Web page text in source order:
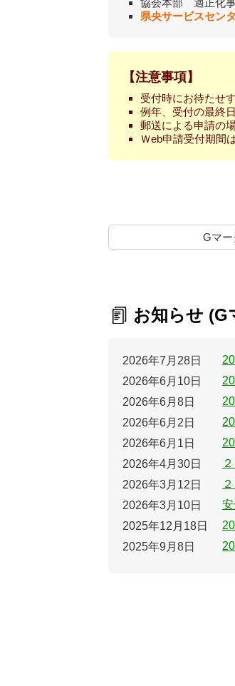
協会本部 適正化
県央サービスセ
【注意事項】
受付時にお待たせ
例年、受付の最終
郵送による申請の
Ｗeb申請受付期間
Gマー
お知らせ (G
2026年7月28日
2026年6月10日
2026年6月8日
2026年6月2日
2026年6月1日
2026年4月30日
2026年3月12日
2026年3月10日
2025年12月18日
2025年9月8日